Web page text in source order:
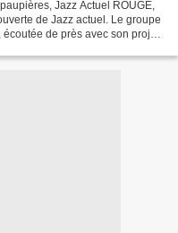
Jazz Actuel ROUGE,
de Jazz actuel. Le groupe
de près avec son projet